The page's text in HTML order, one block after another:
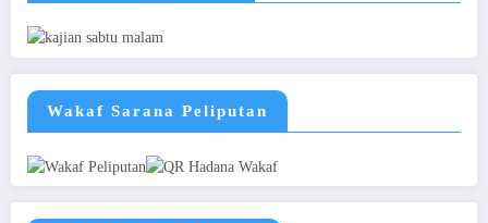
Wakaf Sarana Peliputan